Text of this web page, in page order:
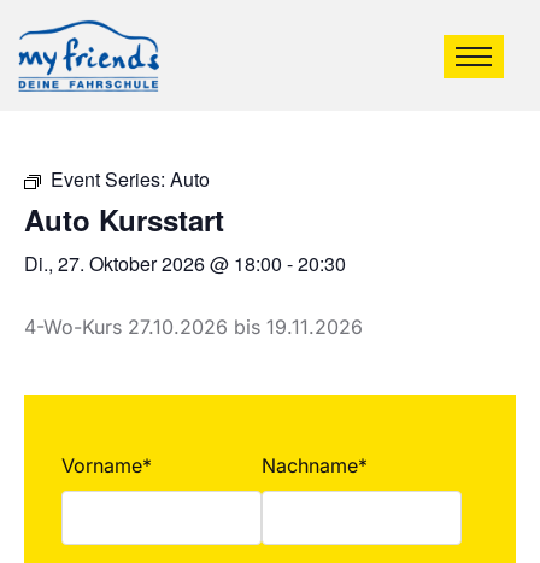
Event Series: Auto
Auto Kursstart
Di., 27. Oktober 2026 @ 18:00 -20:30
4-Wo-Kurs 27.10.2026 bis 19.11.2026
Vorname* Nachname*